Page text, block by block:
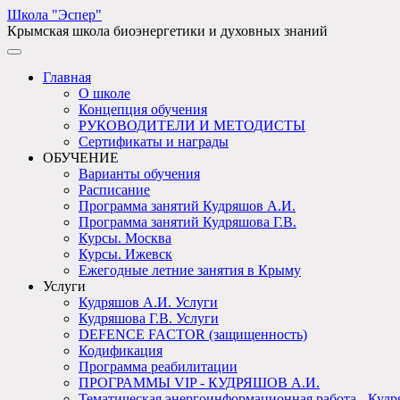
Школа "Эспер"
Крымская школа биоэнергетики и духовных знаний
Главная
О школе
Концепция обучения
РУКОВОДИТЕЛИ И МЕТОДИСТЫ
Сертификаты и награды
ОБУЧЕНИЕ
Варианты обучения
Расписание
Программа занятий Кудряшов А.И.
Программа занятий Кудряшова Г.В.
Курсы. Москва
Курсы. Ижевск
Ежегодные летние занятия в Крыму
Услуги
Кудряшов А.И. Услуги
Кудряшова Г.В. Услуги
DEFENCE FACTOR (защищенность)
Кодификация
Программа реабилитации
ПРОГРАММЫ VIP - КУДРЯШОВ А.И.